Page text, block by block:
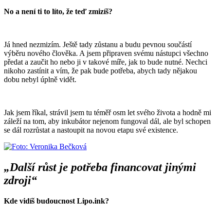
No a není ti to líto, že teď zmizíš?
Já hned nezmizím. Ještě tady zůstanu a budu pevnou součástí
výběru nového člověka. A jsem připraven svému nástupci všechno
předat a zaučit ho nebo ji v takové míře, jak to bude nutné. Nechci
nikoho zastínit a vím, že pak bude potřeba, abych tady nějakou
dobu nebyl úplně vidět.
Jak jsem říkal, strávil jsem tu téměř osm let svého života a hodně mi
záleží na tom, aby inkubátor nejenom fungoval dál, ale byl schopen
se dál rozrůstat a nastoupit na novou etapu své existence.
„Další růst je potřeba financovat jinými
zdroji“
Kde vidíš budoucnost Lipo.ink?